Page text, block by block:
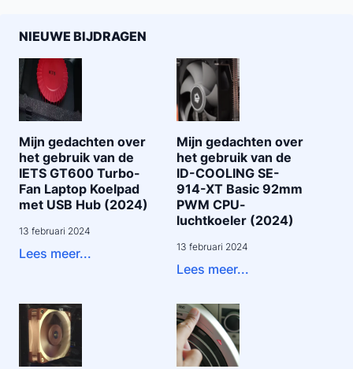
NIEUWE BIJDRAGEN
Mijn gedachten over
het gebruik van de
IETS GT600 Turbo-
Fan Laptop Koelpad
met USB Hub (2024)
13 februari 2024
Lees meer...
Mijn gedachten over
het gebruik van de
ID-COOLING SE-
914-XT Basic 92mm
PWM CPU-
luchtkoeler (2024)
13 februari 2024
Lees meer...